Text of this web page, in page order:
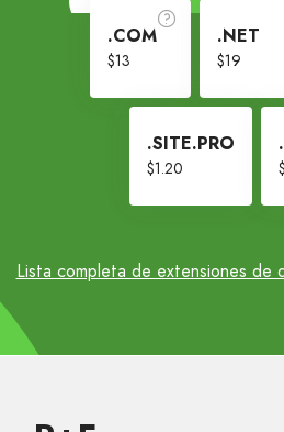
.COM
$13
.NET
$19
.SITE.PRO
$1.20
Lista completa de extensiones de